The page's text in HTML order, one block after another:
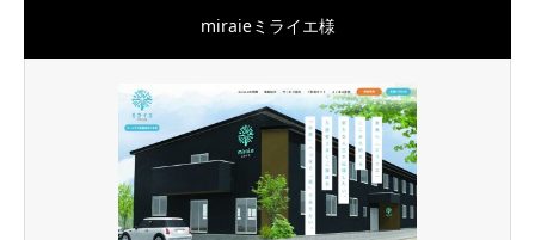
miraieミライエ様